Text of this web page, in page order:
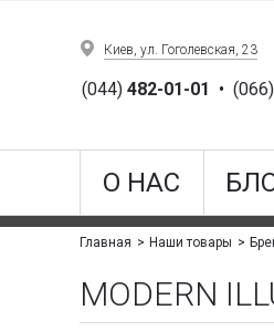
Киев, ул. Гоголевская, 23
(044)482-01-01 •
О НАС
Главная Наши товары
MODERN